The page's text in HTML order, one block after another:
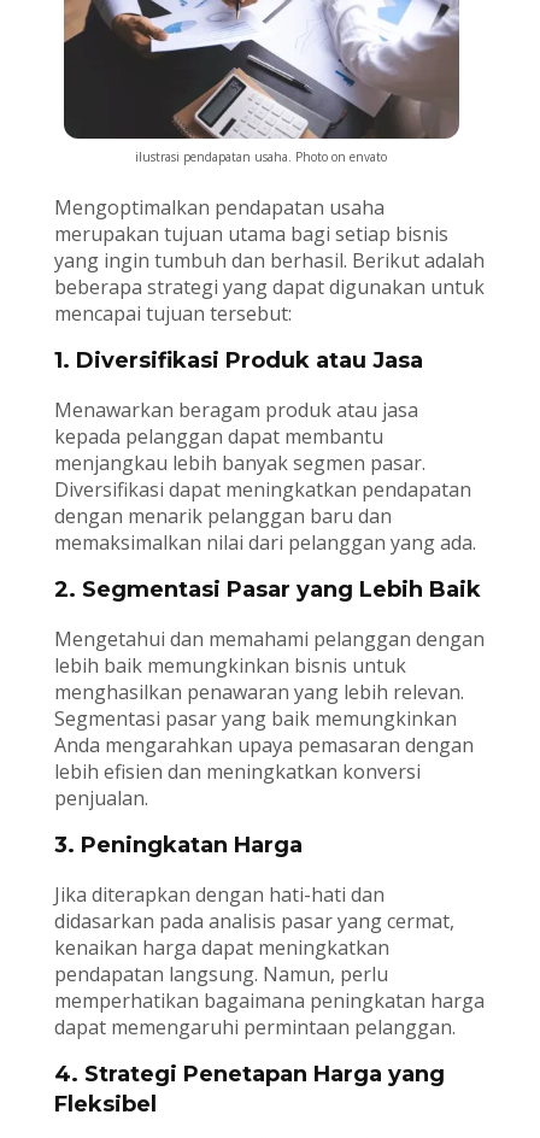
ilustrasi pendapatan usaha. Photo on envato
Mengoptimalkan pendapatan usaha
merupakan tujuan utama bagi setiap bisnis
yang ingin tumbuh dan berhasil. Berikut adalah
beberapa strategi yang dapat digunakan untuk
mencapai tujuan tersebut:
1. Diversifikasi Produk atau Jasa
Menawarkan beragam produk atau jasa
kepada pelanggan dapat membantu
menjangkau lebih banyak segmen pasar.
Diversifikasi dapat meningkatkan pendapatan
dengan menarik pelanggan baru dan
memaksimalkan nilai dari pelanggan yang ada.
2. Segmentasi Pasar yang Lebih Baik
Mengetahui dan memahami pelanggan dengan
lebih baik memungkinkan bisnis untuk
menghasilkan penawaran yang lebih relevan.
Segmentasi pasar yang baik memungkinkan
Anda mengarahkan upaya pemasaran dengan
lebih efisien dan meningkatkan konversi
penjualan.
3. Peningkatan Harga
Jika diterapkan dengan hati-hati dan
didasarkan pada analisis pasar yang cermat,
kenaikan harga dapat meningkatkan
pendapatan langsung. Namun, perlu
memperhatikan bagaimana peningkatan harga
dapat memengaruhi permintaan pelanggan.
4. Strategi Penetapan Harga yang
Fleksibel